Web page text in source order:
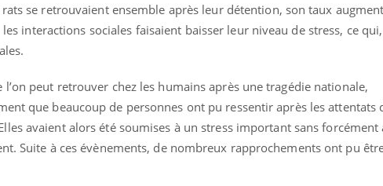
se retrouvaient ensemble après leur détention, son taux
interactions sociales faisaient baisser leur niveau de stress, ce
l’on peut retrouver chez les humains après une tragédie nationale,
que beaucoup de personnes ont pu ressentir après les attentats
avaient alors été soumises à un stress important sans forcément
Suite à ces évènements, de nombreux rapprochements ont pu